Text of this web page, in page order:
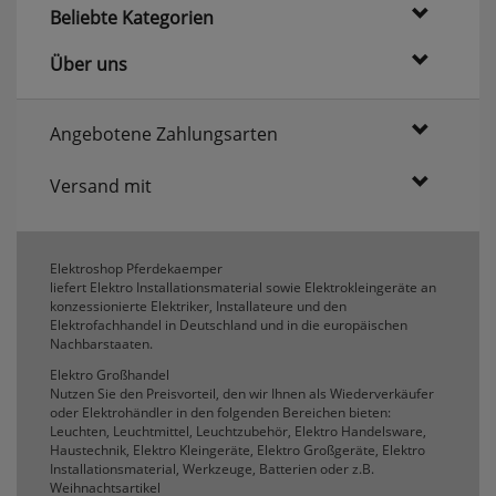
erneutem Aufruf die entsprechende Auswahl
ausgeben zu können.
Konfiguration speichern
Alle Cookies akzeptieren
Beliebte Kategorien
Über uns
Angebotene Zahlungsarten
Versand mit
Elektroshop Pferdekaemper
liefert Elektro Installationsmaterial sowie Elektrokleingeräte an
konzessionierte Elektriker, Installateure und den
Elektrofachhandel in Deutschland und in die europäischen
Nachbarstaaten.
Elektro Großhandel
Nutzen Sie den Preisvorteil, den wir Ihnen als Wiederverkäufer
oder Elektrohändler in den folgenden Bereichen bieten:
Leuchten, Leuchtmittel, Leuchtzubehör, Elektro Handelsware,
Haustechnik, Elektro Kleingeräte, Elektro Großgeräte, Elektro
Installationsmaterial, Werkzeuge, Batterien oder z.B.
Weihnachtsartikel